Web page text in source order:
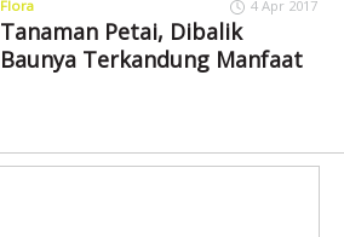
Flora 4 Apr 2017
Tanaman Petai, Dibalik
Baunya Terkandung Manfaat